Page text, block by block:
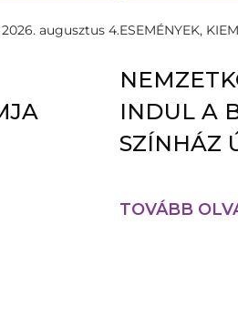
2026. augusztus 4.ESEMÉNYEK,
INDUL A
SZÍNHÁZ
TOVÁBB